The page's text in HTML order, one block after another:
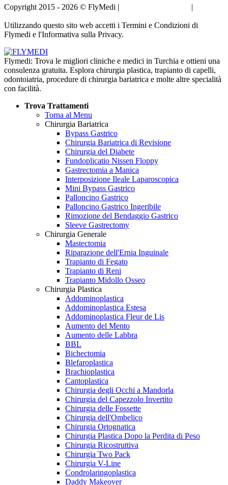
Copyright 2015 - 2026 © FlyMedi |
|
Utilizzando questo sito web accetti i Termini e Condizioni di
Flymedi e l'Informativa sulla Privacy.
Flymedi: Trova le migliori cliniche e medici in Turchia e ottieni una
consulenza gratuita. Esplora chirurgia plastica, trapianto di capelli,
odontoiatria, procedure di chirurgia bariatrica e molte altre specialità
con facilità.
Trova Trattamenti
Torna al Menu
Chirurgia Bariatrica
Bypass Gastrico
Chirurgia Bariatrica di Revisione
Chirurgia del Diabete
Fundoplicatio Nissen Floppy
Gastrectomia a Manica
Interposizione Ileale Laparoscopica
Mini Bypass Gastrico
Palloncino Gastrico
Palloncino Gastrico Ingeribile
Rimozione del Bendaggio Gastrico
Sleeve Gastrectomy
Chirurgia Generale
Mastectomia
Riparazione dell'Ernia Inguinale
Trapianto di Fegato
Trapianto di Reni
Trapianto Midollo Osseo
Chirurgia Plastica
Addominoplastica
Addominoplastica Estesa
Addominoplastica Fleur de Lis
Aumento del Mento
Aumento delle Labbra
BBL
Bichectomia
Blefaroplastica
Brachioplastica
Cantoplastica
Chirurgia degli Occhi a Mandorla
Chirurgia del Capezzolo Invertito
Chirurgia delle Fossette
Chirurgia dell'Ombelico
Chirurgia Ortognatica
Chirurgia Plastica Dopo la Perdita di Peso
Chirurgia Ricostruttiva
Chirurgia Two Pack
Chirurgia V-Line
Condrolaringoplastica
Daddy Makeover